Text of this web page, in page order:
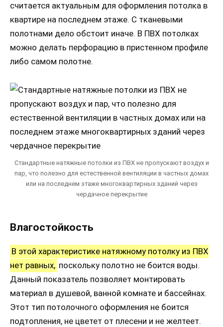
считается актуальным для оформления потолка в
квартире на последнем этаже. С тканевыми
полотнами дело обстоит иначе. В ПВХ потолках
можно делать перфорацию в пристенном профиле
либо самом полотне.
Стандартные натяжные потолки из ПВХ не пропускают воздух и
пар, что полезно для естественной вентиляции в частных домах
или на последнем этаже многоквартирных зданий через
чердачное перекрытие
Влагостойкость
В этой характеристике натяжному потолку из ПВХ
нет равных, поскольку полотно не боится воды.
Данный показатель позволяет монтировать
материал в душевой, ванной комнате и бассейнах.
Этот тип потолочного оформления не боится
подтопления, не цветет от плесени и не желтеет.